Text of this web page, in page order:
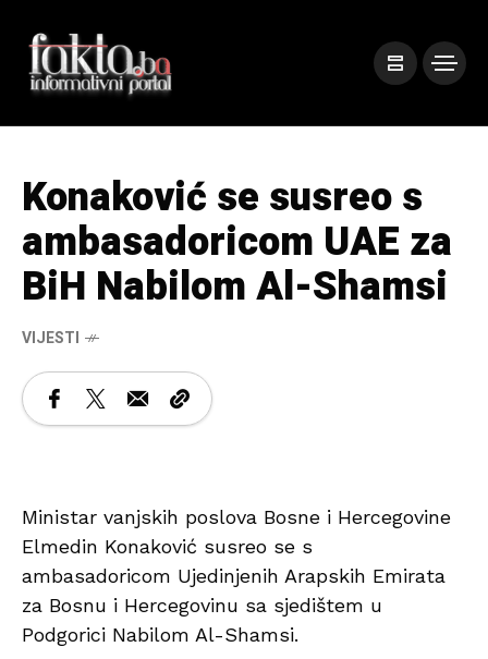
Konaković se susreo s
ambasadoricom UAE za
BiH Nabilom Al-Shamsi
VIJESTI
Ministar vanjskih poslova Bosne i Hercegovine
Elmedin Konaković susreo se s
ambasadoricom Ujedinjenih Arapskih Emirata
za Bosnu i Hercegovinu sa sjedištem u
Podgorici Nabilom Al-Shamsi.